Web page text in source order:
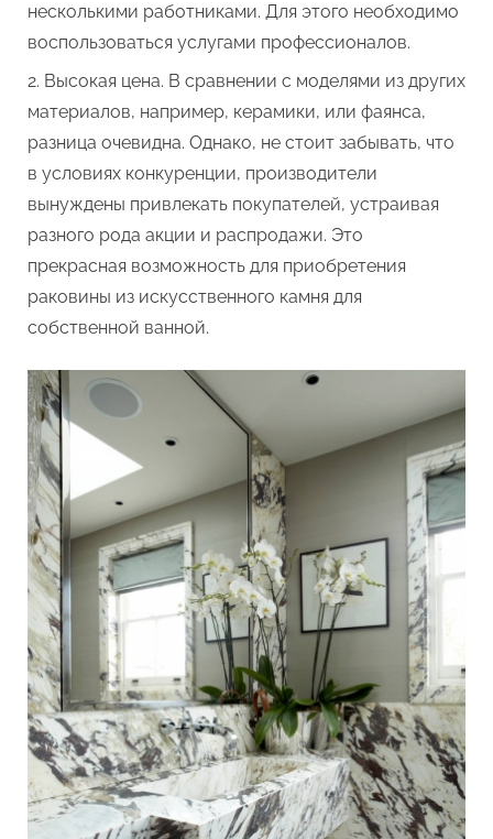
несколькими работниками. Для этого необходимо
воспользоваться услугами профессионалов.
Высокая цена. В сравнении с моделями из других
материалов, например, керамики, или фаянса,
разница очевидна. Однако, не стоит забывать, что
в условиях конкуренции, производители
вынуждены привлекать покупателей, устраивая
разного рода акции и распродажи. Это
прекрасная возможность для приобретения
раковины из искусственного камня для
собственной ванной.